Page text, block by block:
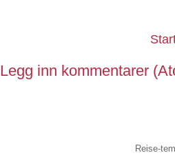
Legg inn kommentarer
Reise-